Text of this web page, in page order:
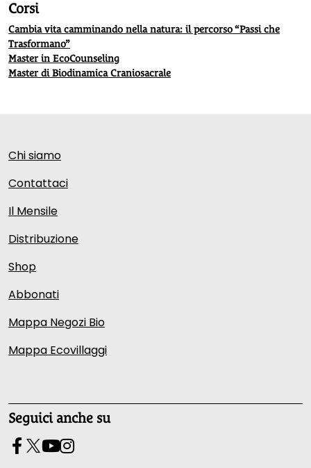
Corsi
Cambia vita camminando nella natura: il percorso “Passi che
Trasformano”
Master in EcoCounseling
Master di Biodinamica Craniosacrale
Chi siamo
Contattaci
Il Mensile
Distribuzione
Shop
Abbonati
Mappa Negozi Bio
Mappa Ecovillaggi
Seguici anche su